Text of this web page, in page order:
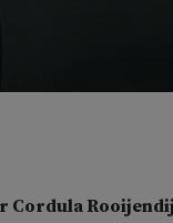
Cordula